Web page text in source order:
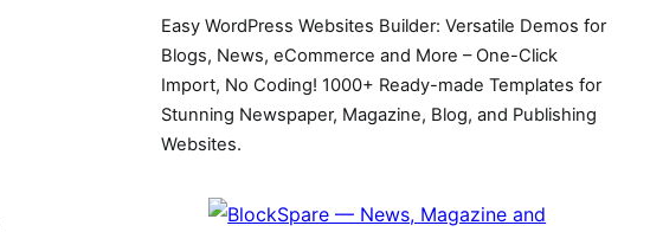
Easy WordPress Websites Builder: Versatile Demos for
Blogs, News, eCommerce and More – One-Click
Import, No Coding! 1000+ Ready-made Templates for
Stunning Newspaper, Magazine, Blog, and Publishing
Websites.